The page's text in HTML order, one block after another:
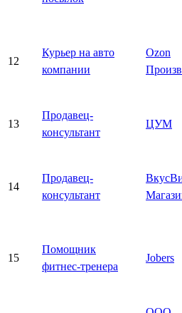
12
Курьер на авто
компании
Ozon
13
Продавец-
консультант
ЦУМ
14
Продавец-
консультант
15
Помощник
фитнес-тренера
Jobers